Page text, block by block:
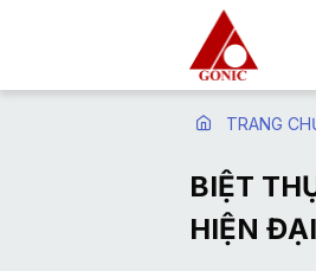
TRANG
BIỆT
HIỆN ĐẠI